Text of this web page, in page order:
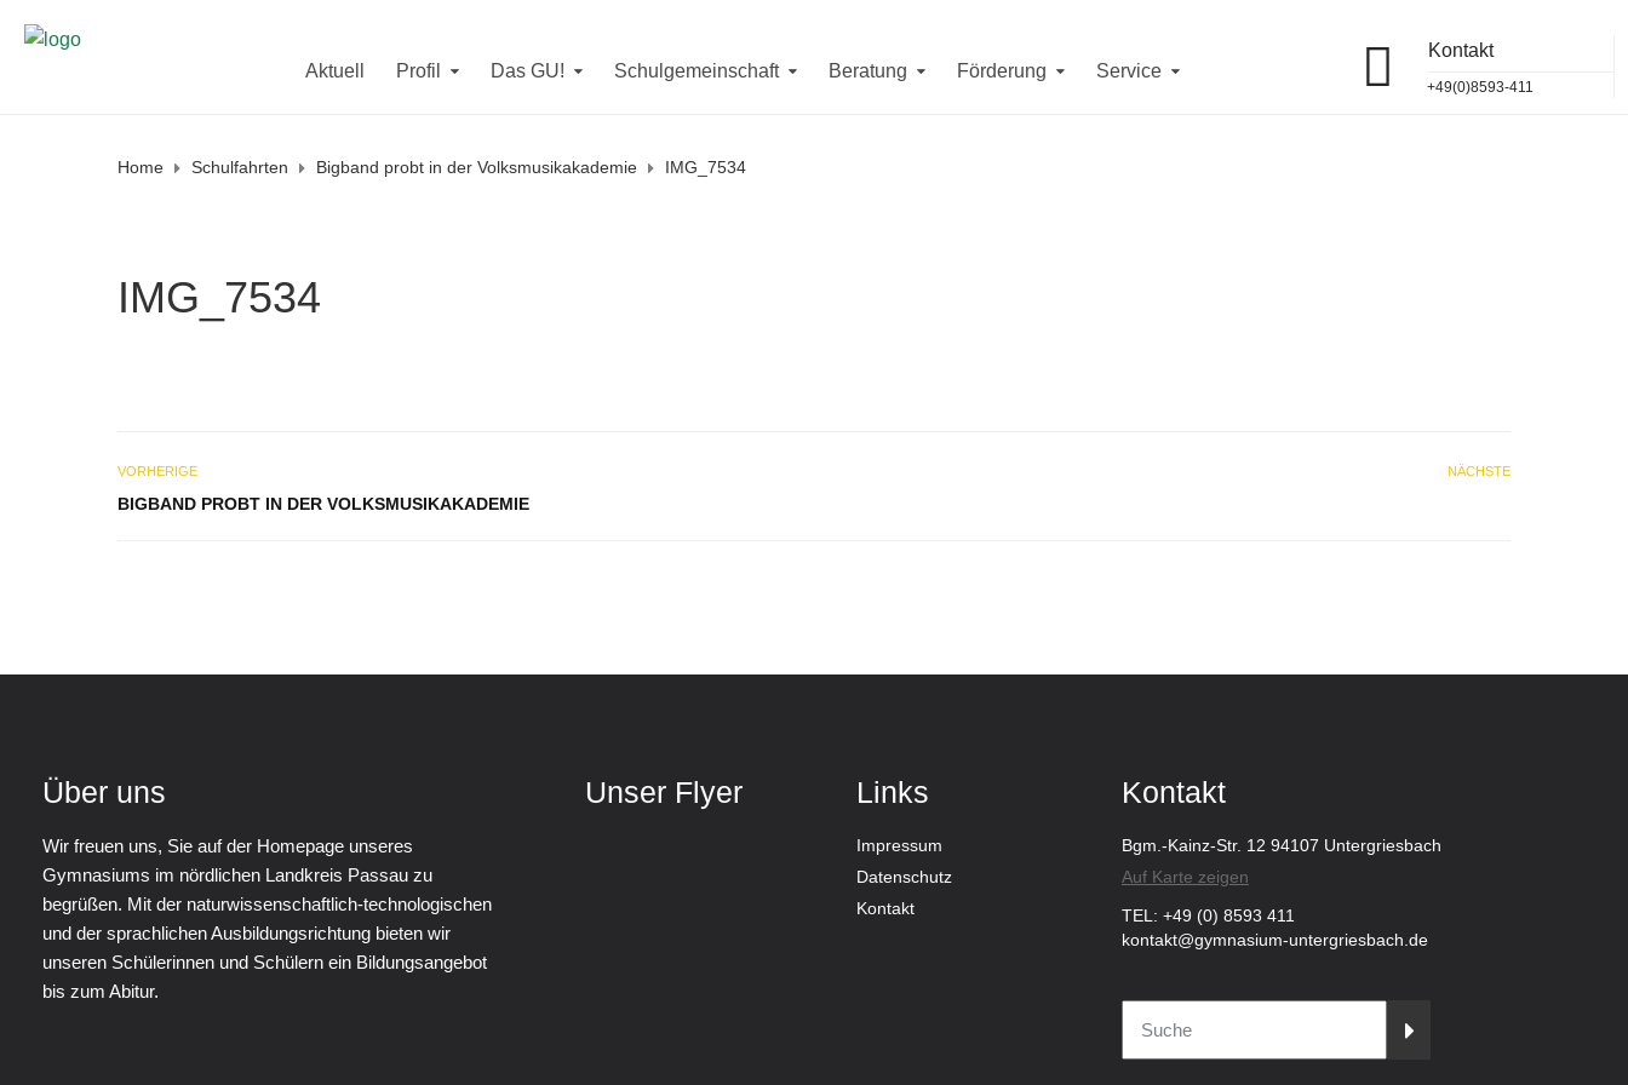
Aktuell Profil Das GU! Schulgemeinschaft Beratung Förderung Service
Kontakt
+49(0)8593-411
Home Schulfahrten Bigband probt in der Volksmusikakademie IMG_7534
IMG_7534
VORHERIGE
BIGBAND PROBT IN DER VOLKSMUSIKAKADEMIE
NÄCHSTE
Über uns
Wir freuen uns, Sie auf der Homepage unseres
Gymnasiums im nördlichen Landkreis Passau zu
begrüßen. Mit der naturwissenschaftlich-technologischen
und der sprachlichen Ausbildungsrichtung bieten wir
unseren Schülerinnen und Schülern ein Bildungsangebot
bis zum Abitur.
Unser Flyer Links
Impressum
Datenschutz
Kontakt
Kontakt
Bgm.-Kainz-Str. 12 94107 Untergriesbach
Auf Karte zeigen
TEL: +49 (0) 8593 411
kontakt@gymnasium-untergriesbach.de